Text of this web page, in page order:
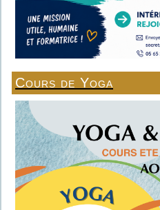
Cours de Yoga